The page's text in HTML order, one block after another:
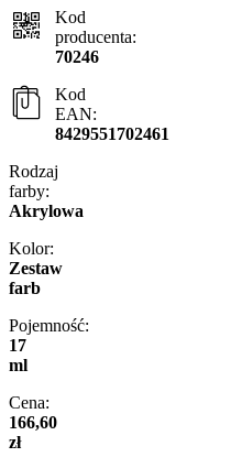
Kod
producenta:
70246
Kod
EAN:
8429551702461
Rodzaj
farby:
Akrylowa
Kolor:
Zestaw
farb
Pojemność:
17
ml
Cena:
166,60
zł